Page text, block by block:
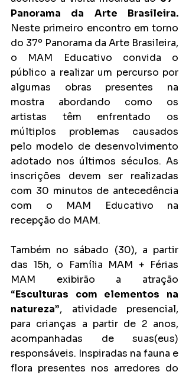
Neste primeiro encontro em torno
do 37º Panorama da Arte Brasileira,
o MAM Educativo convida o
público a realizar um percurso por
algumas obras presentes na
mostra abordando como os
artistas têm enfrentado os
múltiplos problemas causados
pelo modelo de desenvolvimento
adotado nos últimos séculos. As
inscrições devem ser realizadas
com 30 minutos de antecedência
com o MAM Educativo na
recepção do MAM.
Também no sábado (30), a partir
das 15h, o Família MAM + Férias
MAM exibirão a atração
“Esculturas com elementos na
natureza”, atividade presencial,
para crianças a partir de 2 anos,
acompanhadas de suas(eus)
responsáveis. Inspiradas na fauna e
flora presentes nos arredores do